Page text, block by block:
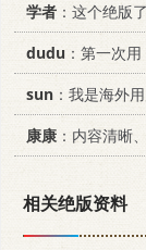
学者 ：这个绝版
dudu ：第一次
sun ：我是海外
康康 ：内容清晰
相关绝版资料